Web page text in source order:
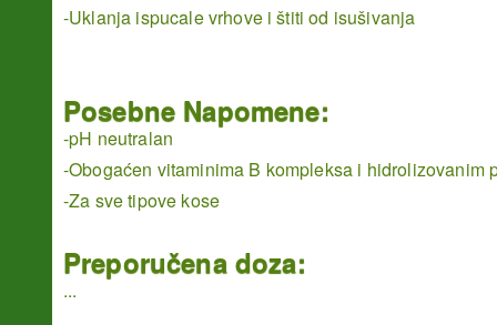
-Uklanja ispucale vrhove i štiti od isušivanja
Posebne Napomene:
-pH neutralan
-Obogaćen vitaminima B kompleksa i hidrolizovanim
-Za sve tipove kose
Preporučena doza:
...